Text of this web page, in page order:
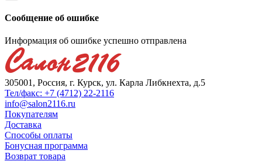
Сообщение об ошибке
Информация об ошибке успешно отправлена
305001, Россия, г. Курск, ул. Карла Либкнехта, д.5
Тел/факс: +7 (4712) 22-2116
info@salon2116.ru
Покупателям
Доставка
Способы оплаты
Бонусная программа
Возврат товара